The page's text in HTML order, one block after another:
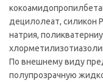
децилолеат, силикон
натрия,
По внешнему виду
полупрозрачную